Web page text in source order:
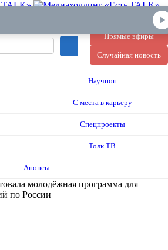
Прямые эфиры
Случайная новость
Научпоп
С места в карьеру
Спецпроекты
Толк ТВ
Анонсы
молодёжная программа для
по России